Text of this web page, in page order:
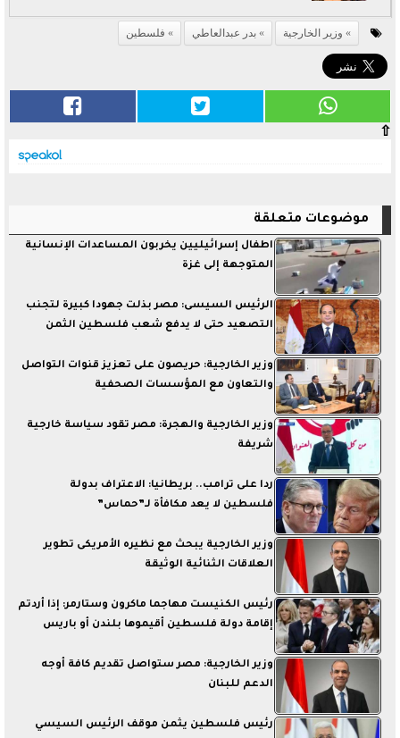
وزير الخارجية بدر عبدالعاطي فلسطين
⇧
موضوعات متعلقة
اطفال إسرائيليين يخربون المساعدات الإنسانية
المتوجهة إلى غزة
الرئيس السيسى: مصر بذلت جهودا كبيرة لتجنب
التصعيد حتى لا يدفع شعب فلسطين الثمن
وزير الخارجية: حريصون على تعزيز قنوات التواصل
والتعاون مع المؤسسات الصحفية
وزير الخارجية والهجرة: مصر تقود سياسة خارجية
شريفة
ردا على ترامب.. بريطانيا: الاعتراف بدولة
فلسطين لا يعد مكافأة لـ”حماس”
وزير الخارجية يبحث مع نظيره الأمريكى تطوير
العلاقات الثنائية الوثيقة
رئيس الكنيست مهاجما ماكرون وستارمر: إذا أردتم
إقامة دولة فلسطين أقيموها بلندن أو باريس
وزير الخارجية: مصر ستواصل تقديم كافة أوجه
الدعم للبنان
رئيس فلسطين يثمن موقف الرئيس السيسي